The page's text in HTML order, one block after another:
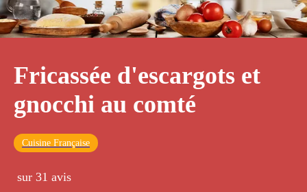
Fricassée d'escargots et
gnocchi au comté
Cuisine Française
sur 31 avis